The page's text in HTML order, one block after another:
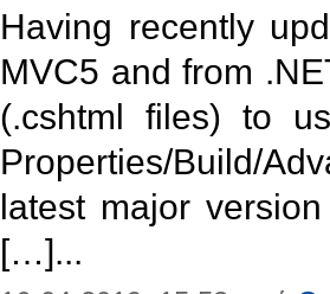
Having recently
MVC5 and from
(.cshtml files) to
Properties/Build/
latest major
[…]...